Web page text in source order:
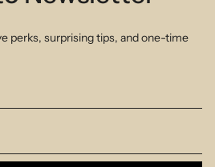
perks, surprising tips, and one-time